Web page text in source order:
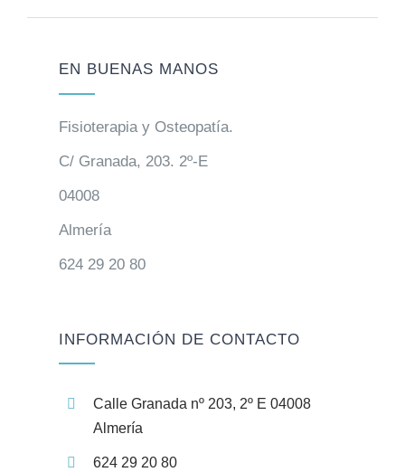
EN BUENAS MANOS
Fisioterapia y Osteopatía.
C/ Granada, 203. 2º-E
04008
Almería
624 29 20 80
INFORMACIÓN DE CONTACTO
Calle Granada nº 203, 2º E 04008
Almería
624 29 20 80